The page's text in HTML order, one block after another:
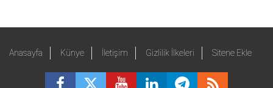
Anasayfa Künye İletişim Gizlilik İlkeleri Sitene Ekle